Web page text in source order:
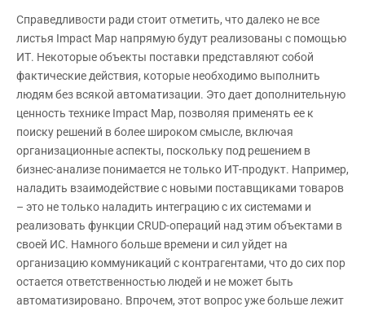
Справедливости ради стоит отметить, что далеко не все
листья Impact Map напрямую будут реализованы с помощью
ИТ. Некоторые объекты поставки представляют собой
фактические действия, которые необходимо выполнить
людям без всякой автоматизации. Это дает дополнительную
ценность технике Impact Map, позволяя применять ее к
поиску решений в более широком смысле, включая
организационные аспекты, поскольку под решением в
бизнес-анализе понимается не только ИТ-продукт. Например,
наладить взаимодействие с новыми поставщиками товаров
– это не только наладить интеграцию с их системами и
реализовать функции CRUD-операций над этим объектами в
своей ИС. Намного больше времени и сил уйдет на
организацию коммуникаций с контрагентами, что до сих пор
остается ответственностью людей и не может быть
автоматизировано. Впрочем, этот вопрос уже больше лежит